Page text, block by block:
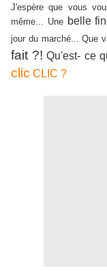
J'espère que vous
même... Une belle
jour du marché... Que
fait ?! Qu'est- ce
clic CLIC ?